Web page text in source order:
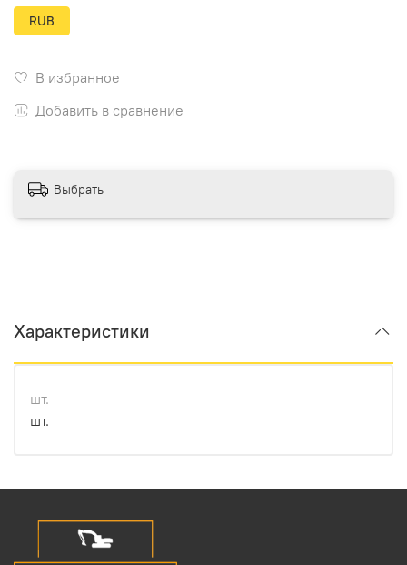
В избранное
Добавить в сравнение
RUB
Выбрать
Характеристики
шт.
шт.